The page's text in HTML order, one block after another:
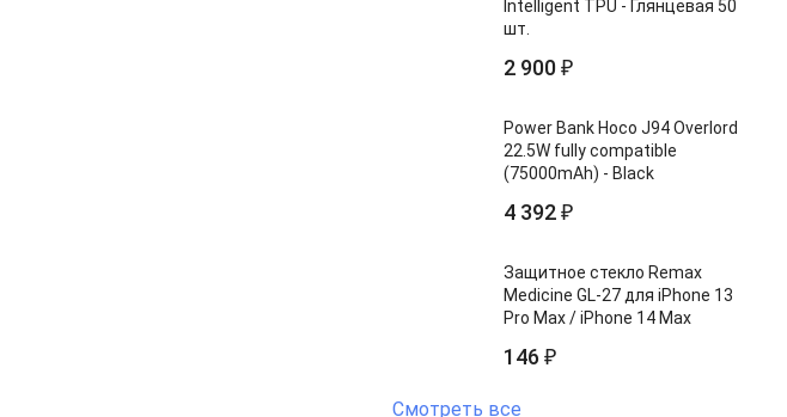
Intelligent TPU - Глянцевая 50
шт.
2 900 ₽
Power Bank Hoco J94 Overlord
22.5W fully compatible
(75000mAh) - Black
4 392 ₽
Защитное стекло Remax
Medicine GL-27 для iPhone 13
Pro Max / iPhone 14 Max
146 ₽
Смотреть все